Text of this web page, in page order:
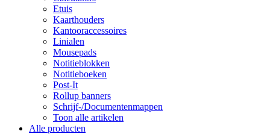
Etuis
Kaarthouders
Kantooraccessoires
Linialen
Mousepads
Notitieblokken
Notitieboeken
Post-It
Rollup banners
Schrijf-/Documentenmappen
Toon alle artikelen
Alle producten